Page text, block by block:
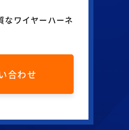
なワイヤーハーネ
合わせ